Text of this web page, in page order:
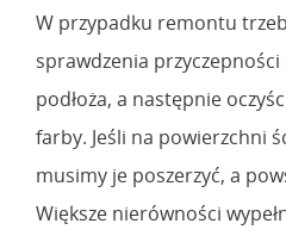
W przypadku remontu
sprawdzenia
podłoża, a następnie
farby. Jeśli na powierzchni
musimy je poszerzyć, a
Większe nierówności